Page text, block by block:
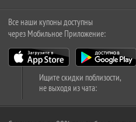
Все наши купоны доступны
через Мобильное Приложение:
Ищите скидки поблизости,
не выходя из чата: